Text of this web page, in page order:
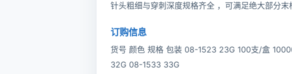
针头粗细与穿刺深度规格齐全 ，可满足绝大部分末
订购信息
货号 颜色 规格 包装 08-1523 23G 100支/盒
32G 08-1533 33G